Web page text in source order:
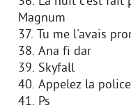
Magnum
37. Tu me l'avais
38. Ana fi dar
39. Skyfall
40. Appelez la
41. Ps